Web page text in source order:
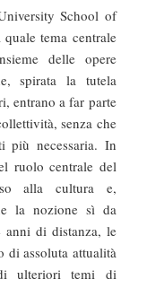
School of
tema centrale
delle opere
spirata la tutela
entrano a far parte
senza che
più necessaria. In
ruolo centrale del
alla cultura e,
la nozione sì da
di distanza, le
di assoluta attualità
ulteriori temi di